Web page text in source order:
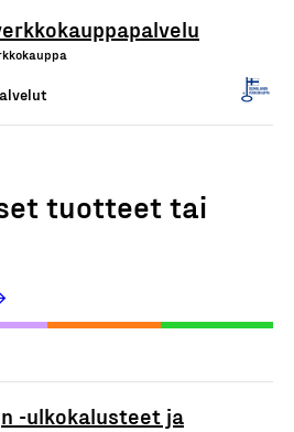
tuotteet tai
-ulkokalusteet ja